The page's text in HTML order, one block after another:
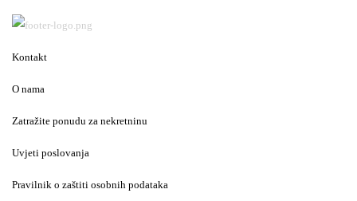
Kontakt
O nama
Zatražite ponudu za nekretninu
Uvjeti poslovanja
Pravilnik o zaštiti osobnih podataka